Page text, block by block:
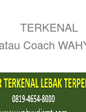
Coach